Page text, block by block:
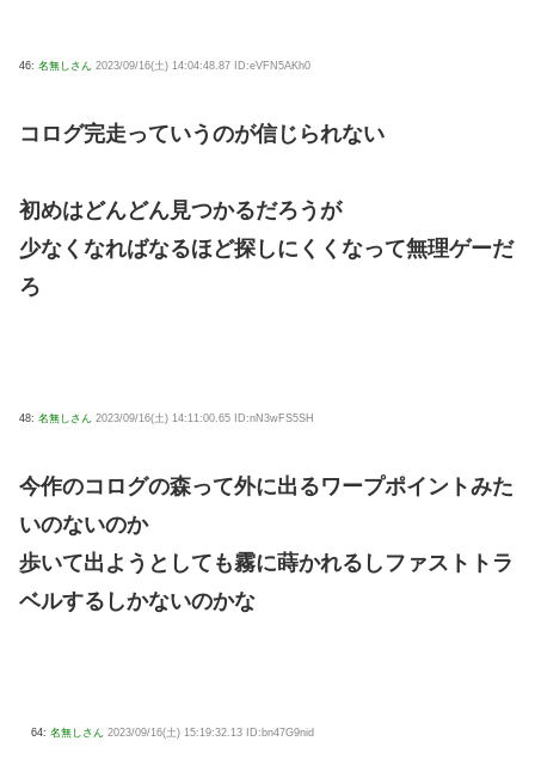
46: 名無しさん 2023/09/16(土) 14:04:48.87 ID:eVFN5AKh0
コログ完走っていうのが信じられない
初めはどんどん見つかるだろうが
少なくなればなるほど探しにくくなって無理ゲーだ
ろ
48: 名無しさん 2023/09/16(土) 14:11:00.65 ID:nN3wFS5SH
今作のコログの森って外に出るワープポイントみた
いのないのか
歩いて出ようとしても霧に蒔かれるしファストトラ
ベルするしかないのかな
64: 名無しさん 2023/09/16(土) 15:19:32.13 ID:bn47G9nid